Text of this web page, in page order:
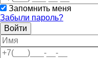
Запомнить меня
Забыли пароль?
Войти